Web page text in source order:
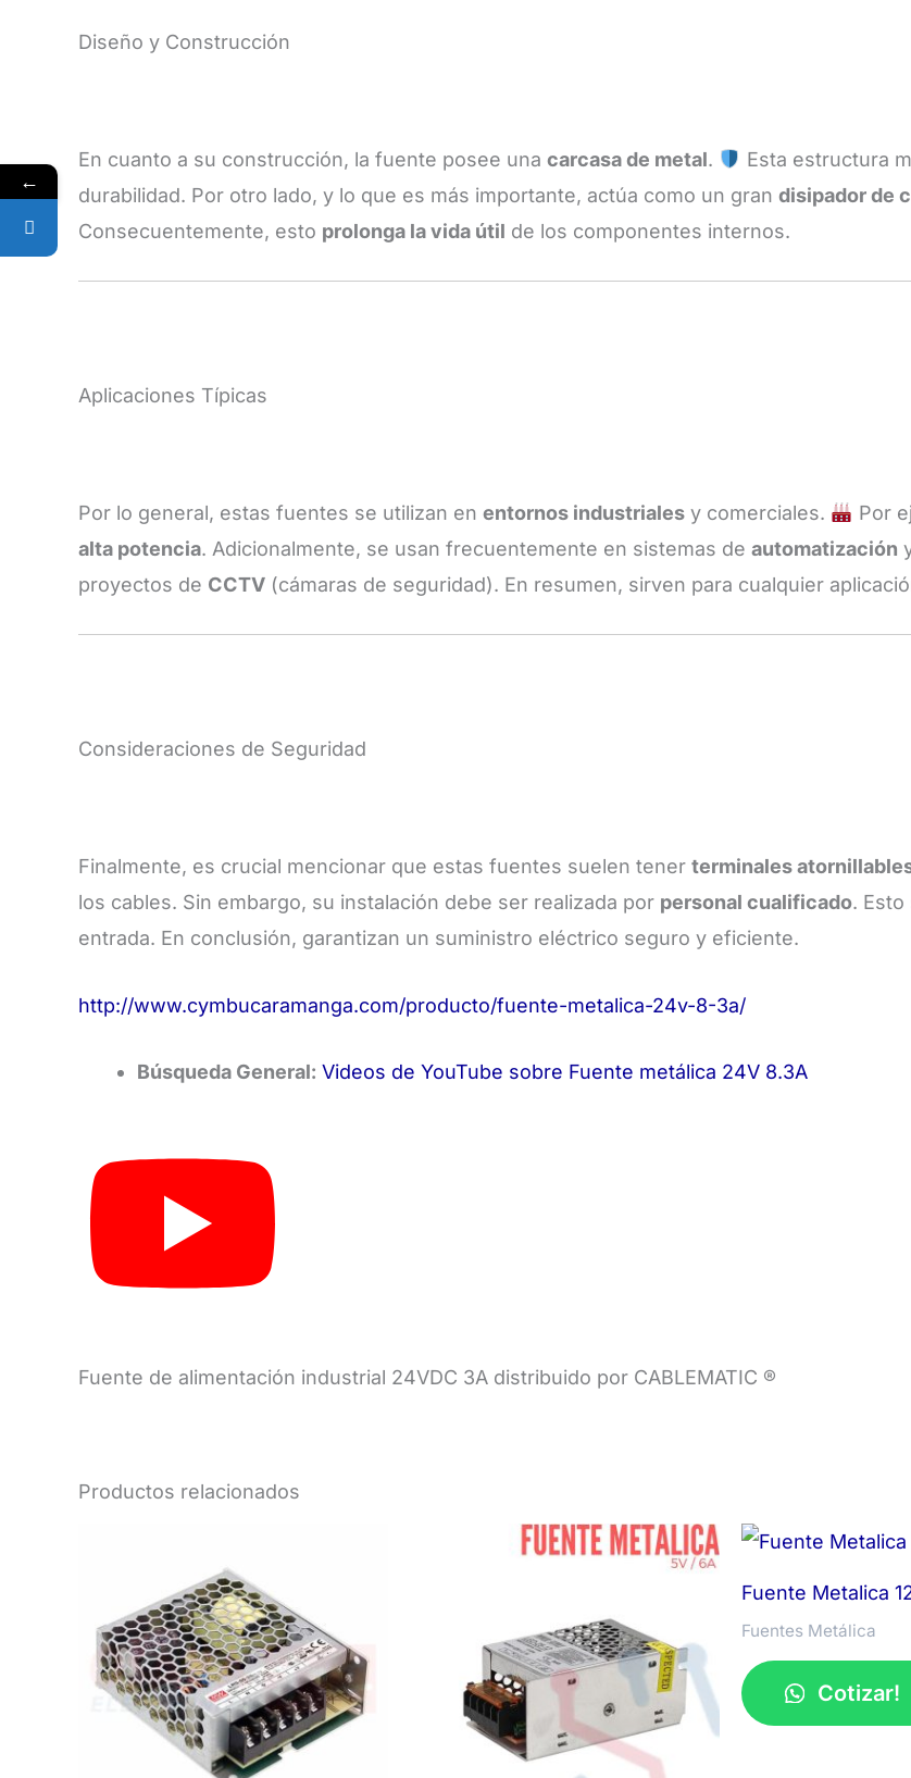
Diseño y Construcción
En cuanto a su construcción, la fuente posee una carcasa de metal. Esta estructura
durabilidad. Por otro lado, y lo que es más importante, actúa como un gran disipador de
Consecuentemente, esto prolonga la vida útil de los componentes internos.
Aplicaciones Típicas
Por lo general, estas fuentes se utilizan en entornos industriales y comerciales. Por
alta potencia. Adicionalmente, se usan frecuentemente en sistemas de automatización
proyectos de CCTV (cámaras de seguridad). En resumen, sirven para cualquier
Consideraciones de Seguridad
Finalmente, es crucial mencionar que estas fuentes suelen tener terminales
los cables. Sin embargo, su instalación debe ser realizada por personal cualificado.
entrada. En conclusión, garantizan un suministro eléctrico seguro y eficiente.
http://www.cymbucaramanga.com/producto/fuente-metalica-24v-8-3a/
Búsqueda General: Videos de YouTube sobre Fuente metálica 24V 8.3A
Fuente de alimentación industrial 24VDC 3A distribuido por CABLEMATIC ®
Productos relacionados
Fuente Metalica
Fuentes Metálica
Cotizar!
←